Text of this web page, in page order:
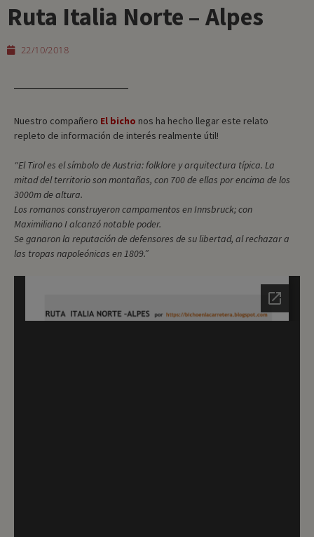
Ruta Italia Norte – Alpes
22/10/2018
Nuestro compañero El bicho nos ha hecho llegar este relato
repleto de información de interés realmente útil!
“El Tirol es el símbolo de Austria: folklore y arquitectura típica. La
mitad del territorio son montañas, con 700 de ellas por encima de los
3000m de altura.
Los romanos construyeron campamentos en Innsbruck; con
Maximiliano I alcanzó notable poder.
Se ganaron la reputación de defensores de su libertad, al rechazar a
las tropas napoleónicas en 1809.”